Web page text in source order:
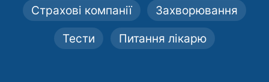
Страхові компанії Захворювання
Тести Питання лікарю